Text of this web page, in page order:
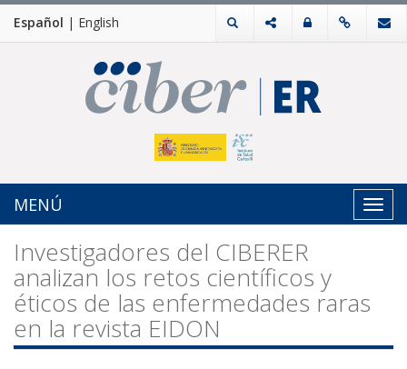
Español | English
MENÚ
Investigadores del CIBERER
analizan los retos científicos y
éticos de las enfermedades raras
en la revista EIDON